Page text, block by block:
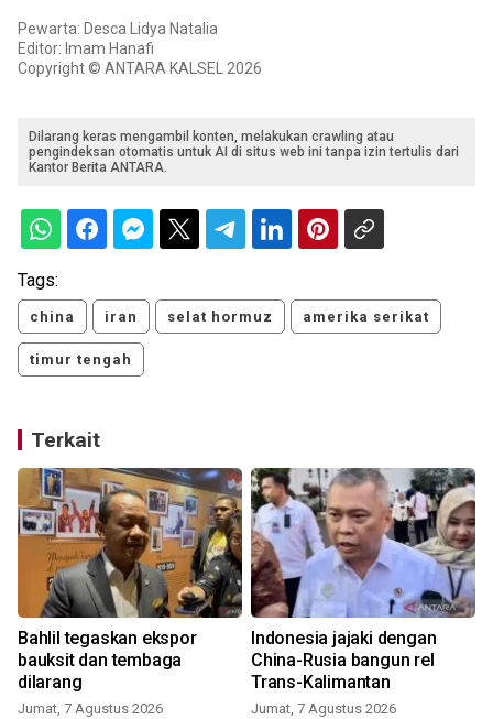
Pewarta: Desca Lidya Natalia
Editor: Imam Hanafi
Copyright © ANTARA KALSEL 2026
Dilarang keras mengambil konten, melakukan crawling atau
pengindeksan otomatis untuk AI di situs web ini tanpa izin tertulis dari
Kantor Berita ANTARA.
Tags:
china iran selat hormuz amerika serikat
timur tengah
Terkait
Bahlil tegaskan ekspor
bauksit dan tembaga
dilarang
Jumat, 7 Agustus 2026
Indonesia jajaki dengan
China-Rusia bangun rel
Trans-Kalimantan
Jumat, 7 Agustus 2026